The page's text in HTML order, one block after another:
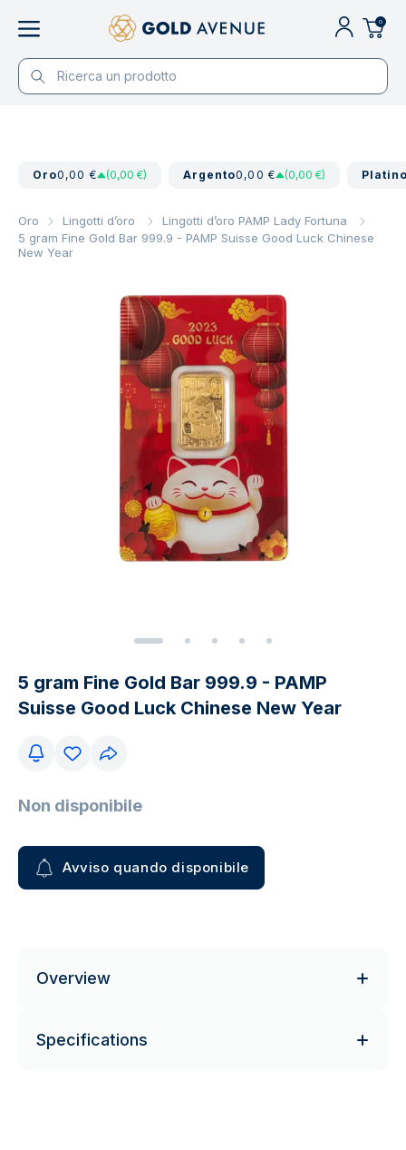
0
Oro0,00 € (0,00 €) Argento0,00 € (0,00 €)
Oro Lingotti d’oro
Lingotti d’oro PAMP Lady Fortuna
5 gram Fine Gold Bar 999.9 - PAMP Suisse Good Luck Chinese
New Year
5 gram Fine Gold Bar 999.9 - PAMP
Suisse Good Luck Chinese New Year
Non disponibile
Avviso quando disponibile
Overview
Specifications